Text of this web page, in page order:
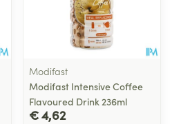
Modifast
Modifast Intensive Coffee
Flavoured Drink 236ml
€ 4,62